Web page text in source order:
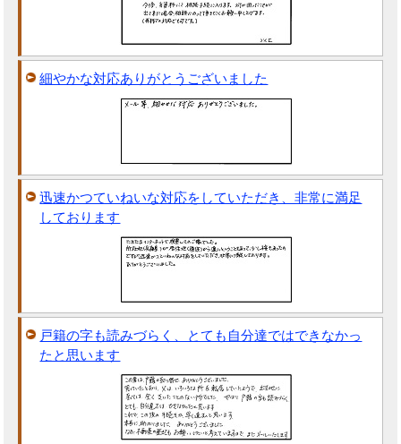
細やかな対応ありがとうございました
迅速かつていねいな対応をしていただき、非常に満足
しております
戸籍の字も読みづらく、とても自分達ではできなかっ
たと思います